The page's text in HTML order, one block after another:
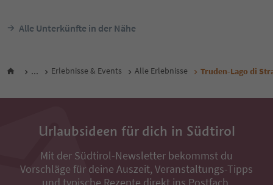
Alle Unterkünfte in der Nähe
... Erlebnisse & Events Alle Erlebnisse Truden-Lago di
Urlaubsideen für dich in Südtirol
Mit der Südtirol-Newsletter bekommst du
Vorschläge für deine Auszeit, Veranstaltungs-Tipps
und typische Rezepte direkt ins Postfach.